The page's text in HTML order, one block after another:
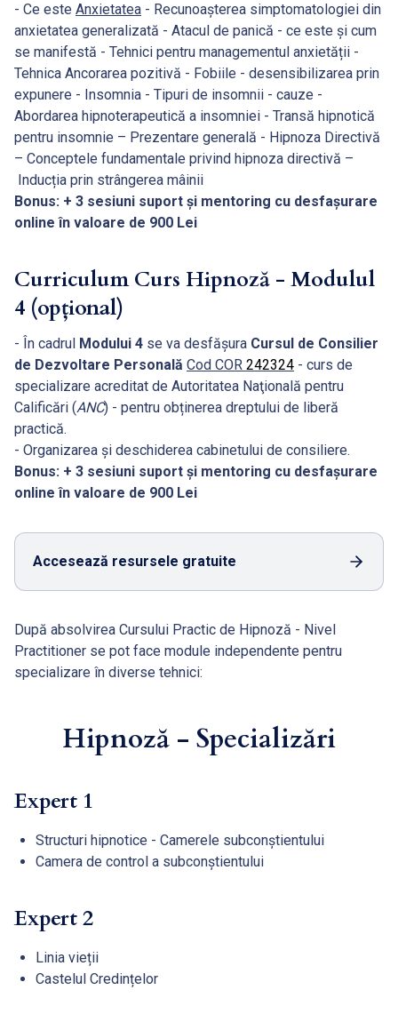
- Ce este Anxietatea - Recunoașterea simptomatologiei din
anxietatea generalizată - Atacul de panică - ce este și cum
se manifestă - Tehnici pentru managementul anxietății -
Tehnica Ancorarea pozitivă - Fobiile - desensibilizarea prin
expunere - Insomnia - Tipuri de insomnii - cauze -
Abordarea hipnoterapeutică a insomniei - Transă hipnotică
pentru insomnie – Prezentare generală - Hipnoza Directivă
– Conceptele fundamentale privind hipnoza directivă –
Inducția prin strângerea mâinii
Bonus: + 3 sesiuni suport și mentoring cu desfașurare
online în valoare de 900 Lei
Curriculum Curs Hipnoză - Modulul
4 (opțional)
- În cadrul Modului 4 se va desfășura Cursul de Consilier
de Dezvoltare Personală Cod COR 242324 - curs de
specializare acreditat de Autoritatea Naţională pentru
Calificări (ANC) - pentru obținerea dreptului de liberă
practică.
- Organizarea și deschiderea cabinetului de consiliere.
Bonus: + 3 sesiuni suport și mentoring cu desfașurare
online în valoare de 900 Lei
Accesează resursele gratuite
După absolvirea Cursului Practic de Hipnoză - Nivel
Practitioner se pot face module independente pentru
specializare în diverse tehnici:
Hipnoză - Specializări
Expert 1
Structuri hipnotice - Camerele subconștientului
Camera de control a subconștientului
Expert 2
Linia vieții
Castelul Credințelor